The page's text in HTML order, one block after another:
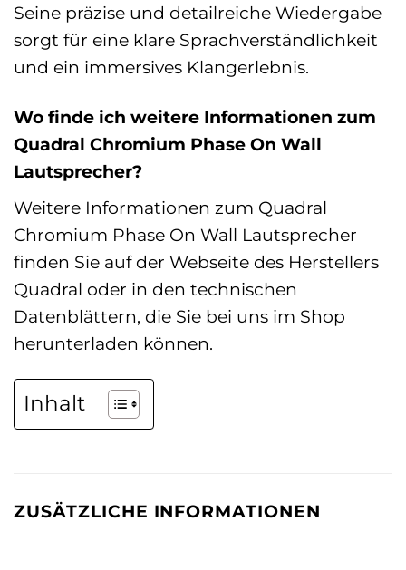
Seine präzise und detailreiche Wiedergabe
sorgt für eine klare Sprachverständlichkeit
und ein immersives Klangerlebnis.
Wo finde ich weitere Informationen zum
Quadral Chromium Phase On Wall
Lautsprecher?
Weitere Informationen zum Quadral
Chromium Phase On Wall Lautsprecher
finden Sie auf der Webseite des Herstellers
Quadral oder in den technischen
Datenblättern, die Sie bei uns im Shop
herunterladen können.
Inhalt
ZUSÄTZLICHE INFORMATIONEN